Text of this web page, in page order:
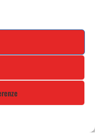
e rimani